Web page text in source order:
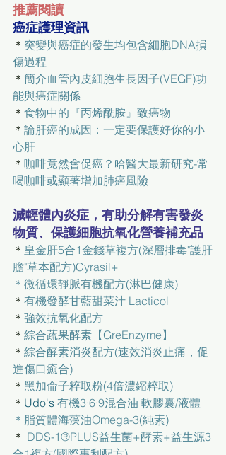
推薦閱讀
癌症護理資訊
＊ 突變與癌症的發生均包含細胞DNA損
傷過程
＊ 簡介血管內皮細胞生長因子(VEGF)功
能與癌症關係
＊ 食物中的『丙烯酰胺』致癌物
＊ 論肝癌的成因：一定要保護好你的小
心肝
＊ 咖啡竟然會促癌？哈醫大最新研究-常
喝咖啡或顯著增加肺癌風險
減輕體內炎症，有助分解有害發炎
物質、保護細胞抗氧化營養補充品
＊ 皇金肝5合1金錢草複方(深層排毒"護肝
膽"草本配方)Cyrasil+
＊ 微循環靜脈有機配方(淋巴健康)
＊ 有機發酵甘藍甜菜汁 Lacticol
＊ 強效抗氧化配方
＊ 綜合蔬果酵素【GreEnzyme】
＊ 綜合酵素消炎配方(速效消炎止痛，促
進傷口癒合)
＊ 黑加侖子粹取粉(4倍濃縮粹取)
＊ Udo's 有機3·6·9混合油 軟膠囊/液體
＊ 脂質體海藻油Omega-3(純素)
＊ DDS-1®PLUS益生菌+酵素+益生源3